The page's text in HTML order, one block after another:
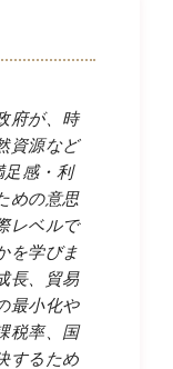
府が、時
資源など
足感・利
めの意思
レベルで
を学びま
長、貿易
最小化や
税率、国
するため